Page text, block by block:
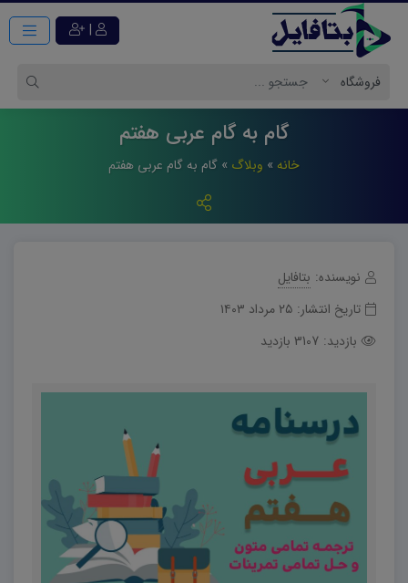
|
گام به گام عربی هفتم
خانه » وبلاگ » گام به گام عربی هفتم
نویسنده: بتافایل
تاریخ انتشار: ۲۵ مرداد ۱۴۰۳
بازدید: 3107 بازدید